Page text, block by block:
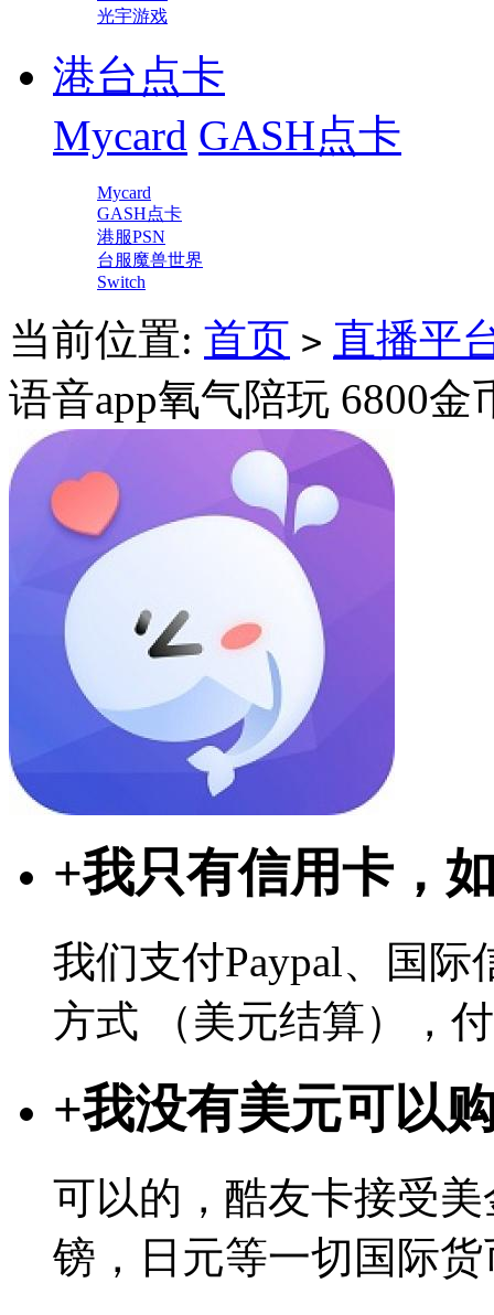
光宇游戏
港台点卡
Mycard GASH点卡
Mycard
GASH点卡
港服PSN
台服魔兽世界
Switch
当前位置: 首页 > 直播平
语音app氧气陪玩 6800金
+我只有信用卡，
我们支付Paypal、国
方式 （美元结算），
+我没有美元可以
可以的，酷友卡接受
镑，日元等一切国际